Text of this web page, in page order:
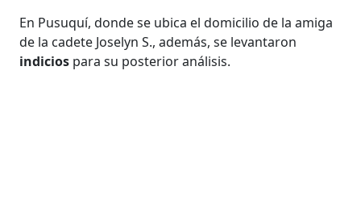
En Pusuquí, donde se ubica el domicilio de la amiga
de la cadete Joselyn S., además, se levantaron
indicios para su posterior análisis.